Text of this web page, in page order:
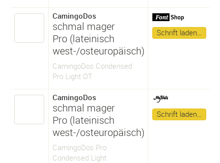
CamingoDos
schmal mager
Pro (lateinisch
west-/osteuropäisch)
CamingoDos Condensed
Pro Light OT
Schrift laden…
CamingoDos
schmal mager
Pro (lateinisch
west-/osteuropäisch)
CamingoDos Pro
Condensed Light
Schrift laden…